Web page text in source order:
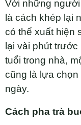
Với những người
là cách khép lại
có thể xuất hiện
lại vài phút
tuổi trong nhà,
cũng là lựa chọn
ngày.
Cách pha trà